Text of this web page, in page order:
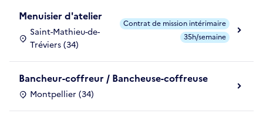
Menuisier d'atelier
Saint-Mathieu-de-
Tréviers (34)
Contrat de mission intérimaire
35h/semaine
Bancheur-coffreur / Bancheuse-coffreuse
Montpellier (34)